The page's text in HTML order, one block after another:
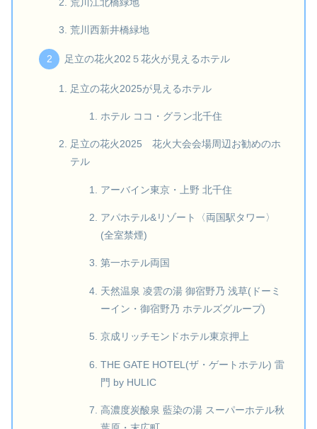
荒川西新井橋緑地
足立の花火202５花火が見えるホテル
足立の花火2025が見えるホテル
ホテル ココ・グラン北千住
足立の花火2025 花火大会会場周辺お勧めのホ
テル
アーバイン東京・上野 北千住
アパホテル&リゾート〈両国駅タワー〉
(全室禁煙)
第一ホテル両国
天然温泉 凌雲の湯 御宿野乃 浅草(ドーミ
ーイン・御宿野乃 ホテルズグループ)
京成リッチモンドホテル東京押上
THE GATE HOTEL(ザ・ゲートホテル) 雷
門 by HULIC
高濃度炭酸泉 藍染の湯 スーパーホテル秋